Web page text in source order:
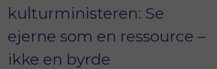
kulturministeren: Se
ejerne som en ressource –
ikke en byrde